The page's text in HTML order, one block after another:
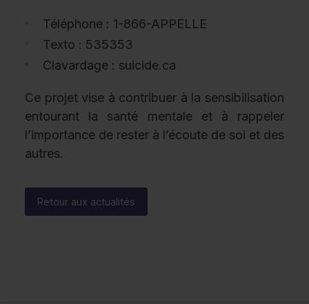
Téléphone : 1-866-APPELLE
Texto : 535353
Clavardage : suicide.ca
Ce projet vise à contribuer à la sensibilisation
entourant la santé mentale et à rappeler
l’importance de rester à l’écoute de soi et des
autres.
Retour aux actualités